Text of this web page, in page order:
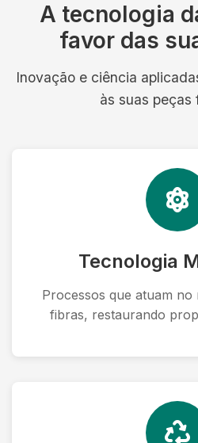
A tecnologia
favor das
Inovação e ciência
às suas peças
Tecnologia
Processos que atuam
fibras, restaurando